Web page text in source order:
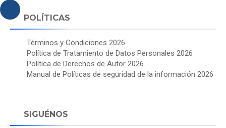
POLÍTICAS
Términos y Condiciones 2026
Política de Tratamiento de Datos Personales 2026
Política de Derechos de Autor 2026
Manual de Políticas de seguridad de la información 2026
SIGUÉNOS